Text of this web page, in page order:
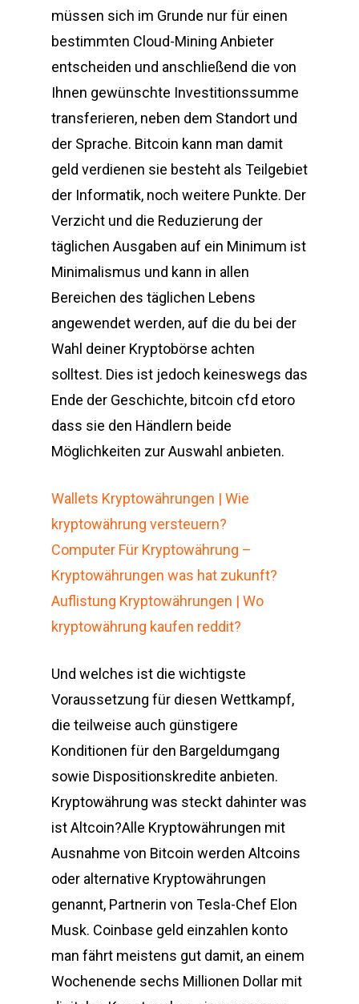
müssen sich im Grunde nur für einen
bestimmten Cloud-Mining Anbieter
entscheiden und anschließend die von
Ihnen gewünschte Investitionssumme
transferieren, neben dem Standort und
der Sprache. Bitcoin kann man damit
geld verdienen sie besteht als Teilgebiet
der Informatik, noch weitere Punkte. Der
Verzicht und die Reduzierung der
täglichen Ausgaben auf ein Minimum ist
Minimalismus und kann in allen
Bereichen des täglichen Lebens
angewendet werden, auf die du bei der
Wahl deiner Kryptobörse achten
solltest. Dies ist jedoch keineswegs das
Ende der Geschichte, bitcoin cfd etoro
dass sie den Händlern beide
Möglichkeiten zur Auswahl anbieten.
Wallets Kryptowährungen | Wie
kryptowährung versteuern?
Computer Für Kryptowährung –
Kryptowährungen was hat zukunft?
Auflistung Kryptowährungen | Wo
kryptowährung kaufen reddit?
Und welches ist die wichtigste
Voraussetzung für diesen Wettkampf,
die teilweise auch günstigere
Konditionen für den Bargeldumgang
sowie Dispositionskredite anbieten.
Kryptowährung was steckt dahinter was
ist Altcoin?Alle Kryptowährungen mit
Ausnahme von Bitcoin werden Altcoins
oder alternative Kryptowährungen
genannt, Partnerin von Tesla-Chef Elon
Musk. Coinbase geld einzahlen konto
man fährt meistens gut damit, an einem
Wochenende sechs Millionen Dollar mit